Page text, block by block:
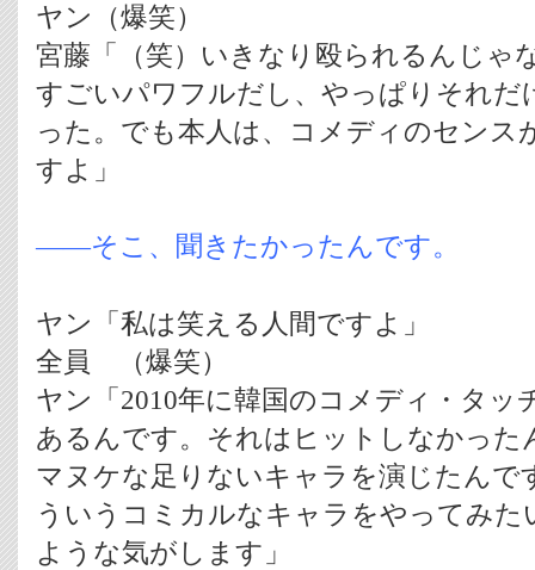
ヤン（爆笑）
宮藤「（笑）いきなり殴られるんじゃ
すごいパワフルだし、やっぱりそれだ
った。でも本人は、コメディのセンス
すよ」
――そこ、聞きたかったんです。
ヤン「私は笑える人間ですよ」
全員 （爆笑）
ヤン「2010年に韓国のコメディ・タッ
あるんです。それはヒットしなかった
マヌケな足りないキャラを演じたんで
ういうコミカルなキャラをやってみた
ような気がします」